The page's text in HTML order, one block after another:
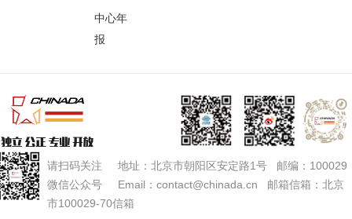
中心年
报
请扫码关注 地址：北京市朝阳区安定路1号 邮编：100029
微信公众号 Email：contact@chinada.cn 邮箱信箱：北京
市100029-70信箱